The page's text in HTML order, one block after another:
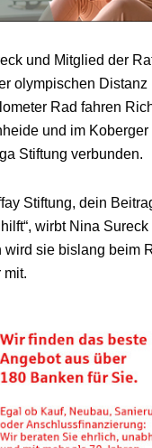
und Mitglied der
olympischen
Rad fahren
und im
Stiftung verbunden.
Stiftung, dein
wirbt Nina
sie bislang beim
mit.